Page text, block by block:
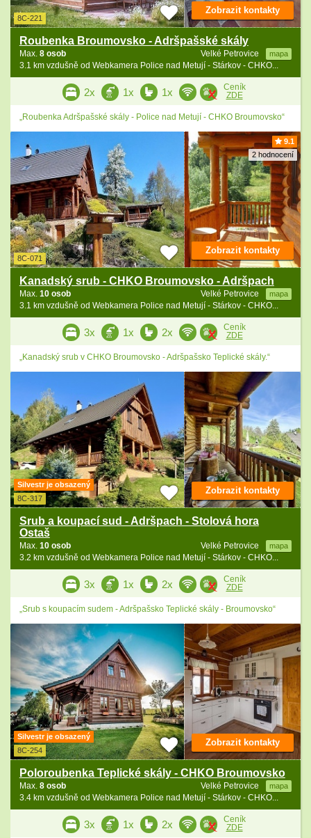
8C-221
Roubenka Broumovsko - Adršpašské skály
Velké Petrovice mapa
Max. 8 osob
3.1 km vzdušně od Webkamera Police nad Metují - Stárkov - CHKO...
Zobrazit kontakty
2x 1x 1x
Ceník
ZDE
„Roubenka Adršpašské skály - Police nad Metují - CHKO Broumovsko“
9.1
2 hodnocení
8C-071
Kanadský srub - CHKO Broumovsko - Adršpach
Velké Petrovice mapa
Max. 10 osob
3.1 km vzdušně od Webkamera Police nad Metují - Stárkov - CHKO...
Zobrazit kontakty
3x 1x 2x
Ceník
ZDE
„Kanadský srub v CHKO Broumovsko - Adršpašsko Teplické skály.“
Silvestr je obsazený
8C-317
Srub a koupací sud - Adršpach - Stolová hora
Ostaš
Velké Petrovice mapa
Max. 10 osob
3.2 km vzdušně od Webkamera Police nad Metují - Stárkov - CHKO...
Zobrazit kontakty
3x 1x 2x
Ceník
ZDE
„Srub s koupacím sudem - Adršpašsko Teplické skály - Broumovsko“
Silvestr je obsazený
8C-254
Poloroubenka Teplické skály - CHKO Broumovsko
Velké Petrovice mapa
Max. 8 osob
3.4 km vzdušně od Webkamera Police nad Metují - Stárkov - CHKO...
Zobrazit kontakty
3x 1x 2x
Ceník
ZDE